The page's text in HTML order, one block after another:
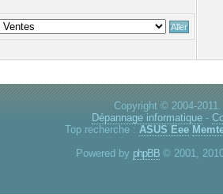
Copyright © 2004-
Dépannage informatique -
Top recherche : ASUS Eee
Powered by phpBB © 2001,